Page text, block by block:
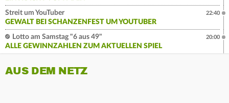
Streit um YouTuber
GEWALT BEI SCHANZENFEST UM YOUTUBER
22:40
Lotto am Samstag "6 aus 49"
ALLE GEWINNZAHLEN ZUM AKTUELLEN SPIEL
20:00
AUS DEM NETZ